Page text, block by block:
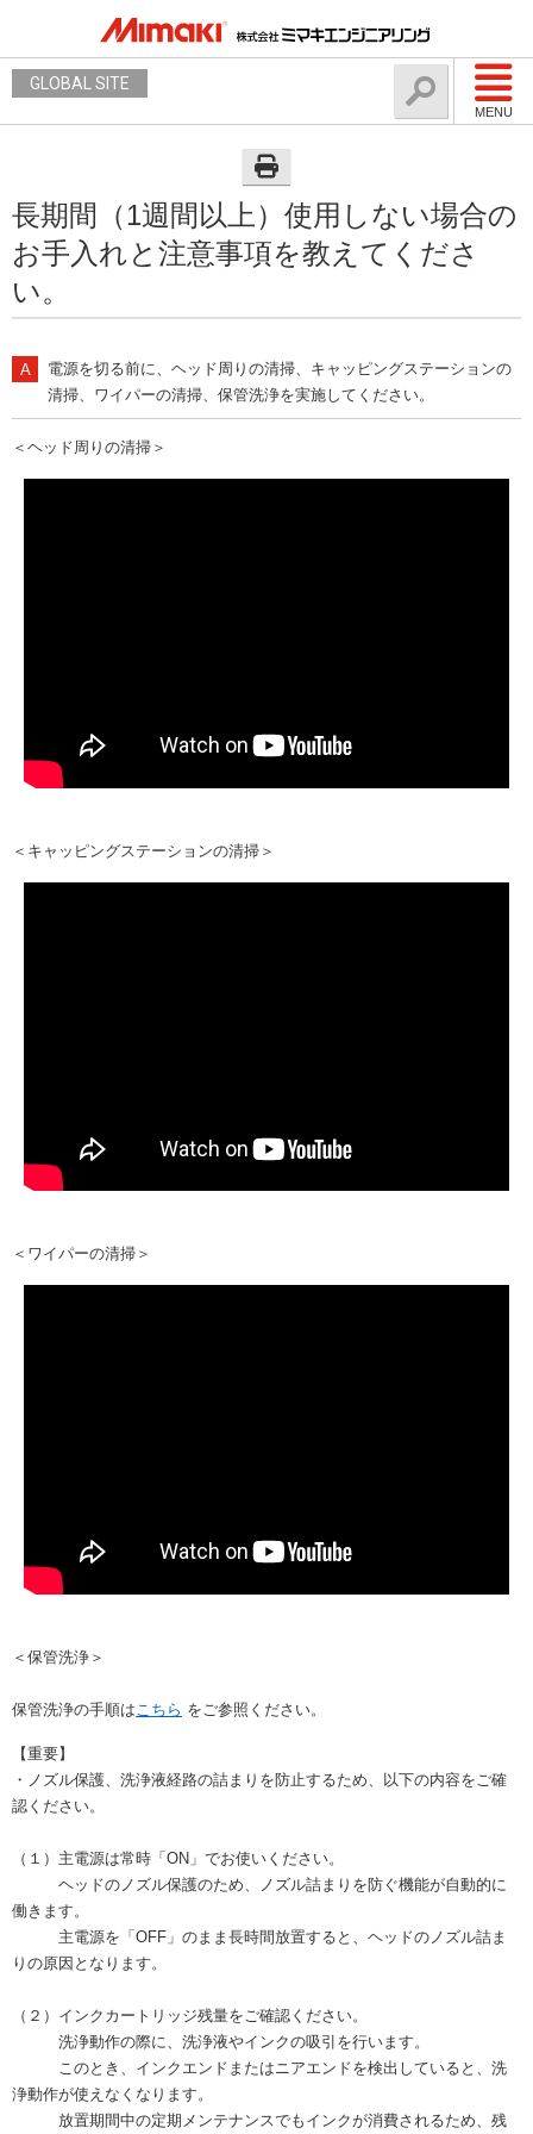
MENU
GLOBAL SITE
長期間（1週間以上）使用しない場合の
お手入れと注意事項を教えてくださ
い。
電源を切る前に、ヘッド周りの清掃、キャッピングステーションの
清掃、ワイパーの清掃、保管洗浄を実施してください。
＜ヘッド周りの清掃＞
＜キャッピングステーションの清掃＞
＜ワイパーの清掃＞
＜保管洗浄＞
保管洗浄の手順は こちら をご参照ください。
【重要】
・ノズル保護、洗浄液経路の詰まりを防止するため、以下の内容をご確
認ください。
（１）主電源は常時「ON」でお使いください。
ヘッドのノズル保護のため、ノズル詰まりを防ぐ機能が自動的に
働きます。
主電源を「OFF」のまま長時間放置すると、ヘッドのノズル詰ま
りの原因となります。
（２）インクカートリッジ残量をご確認ください。
洗浄動作の際に、洗浄液やインクの吸引を行います。
このとき、インクエンドまたはニアエンドを検出していると、洗
浄動作が使えなくなります。
放置期間中の定期メンテナンスでもインクが消費されるため、残